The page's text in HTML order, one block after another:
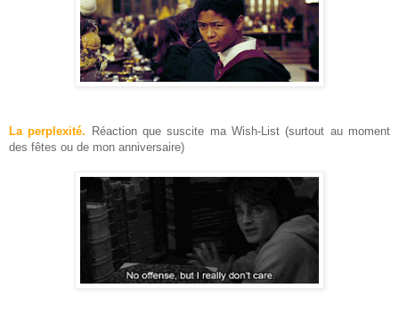
La perplexité.
Réaction que suscite ma Wish-List (surtout au moment
des fêtes ou de mon anniversaire)